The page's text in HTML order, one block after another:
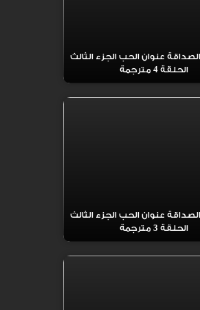
عنوان الحب الجزء الثالث
الحلقة 4 مترجمة
عنوان الحب الجزء الثالث
الحلقة 3 مترجمة